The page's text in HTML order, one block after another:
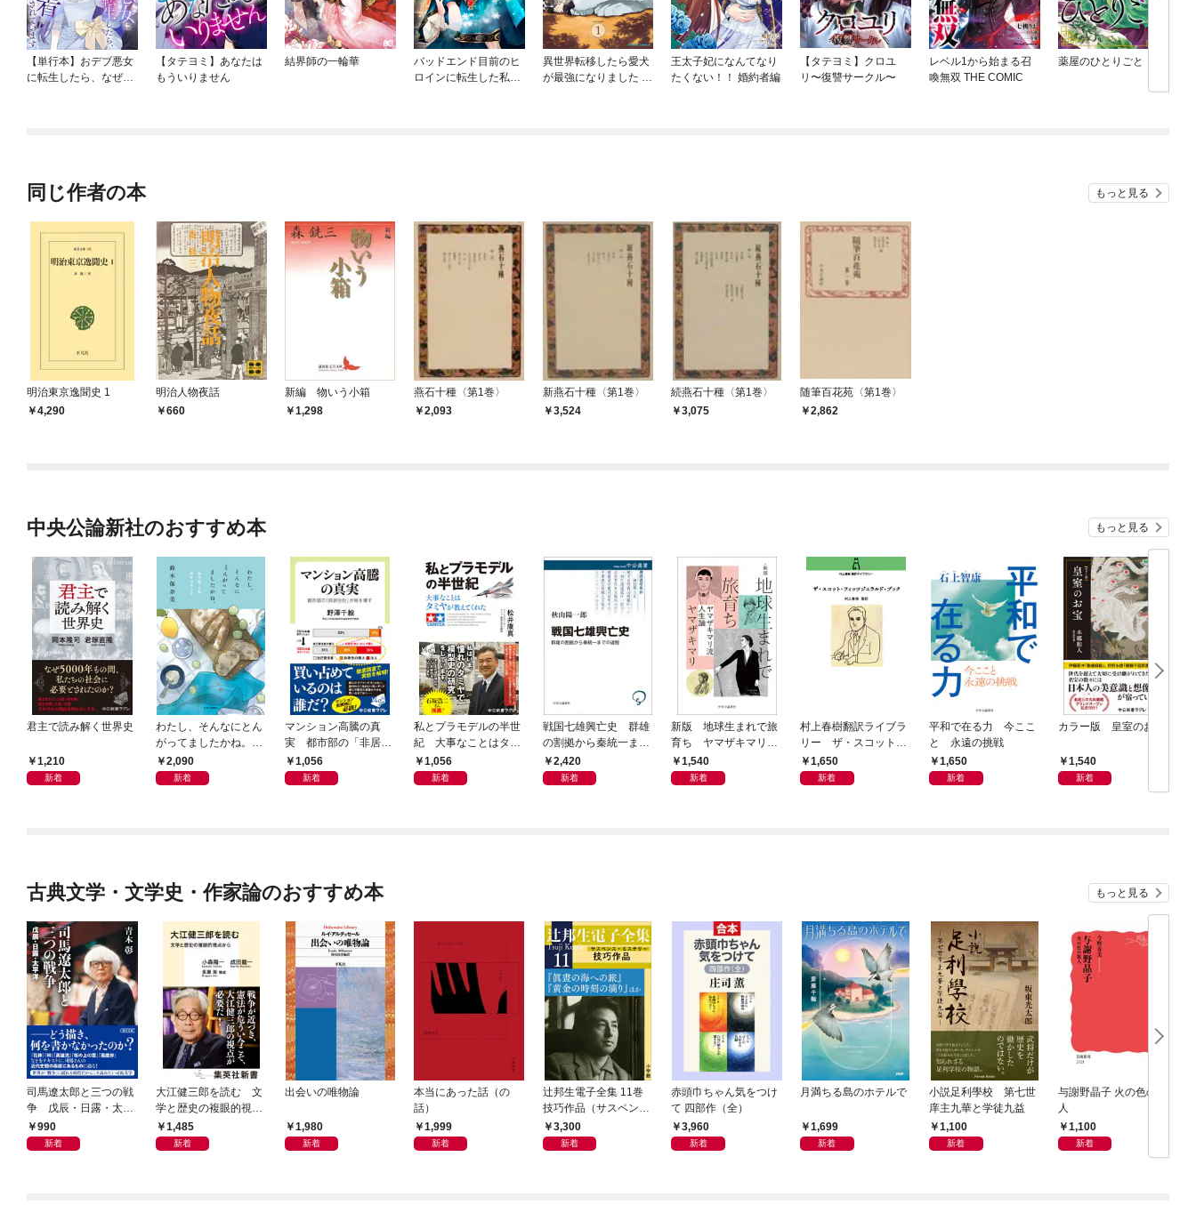
【単行本】おデブ悪女
に転生したら、なぜか
【タテヨミ】あなたは
もういりません
結界師の一輪華
バッドエンド目前のヒ
ロインに転生した私、
異世界転移したら愛犬
が最強になりました ～
王太子妃になんてなり
たくない！！ 婚約者編
【タテヨミ】クロユ
リ〜復讐サークル〜
レベル1から始まる召
喚無双 THE COMIC
薬屋のひとりごと
同じ作者の本 もっと見る
明治東京逸聞史 1
4,290
明治人物夜話
660
新編 物いう小箱
1,298
燕石十種〈第1巻〉
2,093
新燕石十種〈第1巻〉
3,524
続燕石十種〈第1巻〉
3,075
随筆百花苑〈第1巻〉
2,862
中央公論新社のおすすめ本 もっと見る
君主で読み解く世界史
1,210
新着
わたし、そんなにとん
がってましたかね。
獅子座、Ａ型、丙午は
めぐる
2,090
新着
マンション高騰の真
実 都市部の「非居住
化」が街を壊す
1,056
新着
私とプラモデルの半世
紀 大事なことはタミ
ヤが教えてくれた
1,056
新着
戦国七雄興亡史 群雄
の割拠から秦統一まで
の道程
2,420
新着
新版 地球生まれで旅
育ち ヤマザキマリ流
人生論
1,540
新着
村上春樹翻訳ライブラ
リー ザ・スコット・
フィッツジェラルド・
ブック
1,650
新着
平和で在る力 今ここ
と 永遠の挑戦
1,650
新着
カラー版 皇室のお宝
1,540
新着
古典文学・文学史・作家論のおすすめ本 もっと見る
司馬遼太郎と三つの戦
争 戊辰・日露・太平
洋990
新着
大江健三郎を読む 文
学と歴史の複眼的視点
から1,485
新着
出会いの唯物論
1,980
新着
本当にあった話（の
話）
1,999
新着
辻邦生電子全集 11巻
技巧作品（サスペン
ス・ミステリー） 『眞
晝の海への旅』『黄金
3,300
新着
赤頭巾ちゃん気をつけ
て 四部作（全）
3,960
新着
月満ちる島のホテルで
1,699
新着
小説足利學校 第七世
庠主九華と学徒九益
1,100
新着
与謝野晶子 火の色の歌
人
1,100
新着